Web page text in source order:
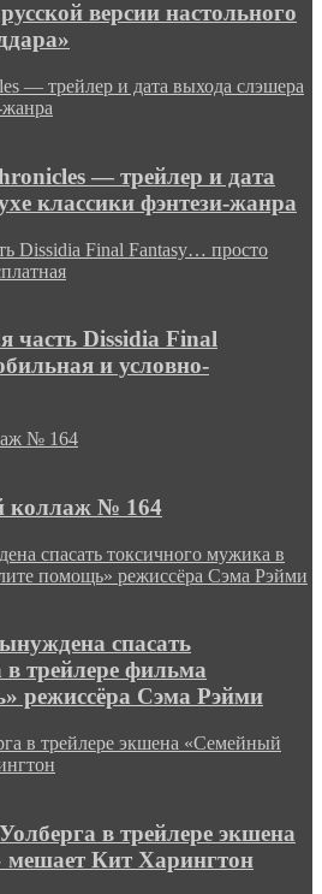
версии настольного
— трейлер и дата выхода слэшера
— трейлер и дата
классики фэнтези-жанра
Dissidia Final Fantasy… просто
часть Dissidia Final
и условно-
№ 164
коллаж № 164
спасать токсичного мужика в
помощь» режиссёра Сэма Рэйми
спасать
трейлере фильма
режиссёра Сэма Рэйми
в трейлере экшена «Семейный
в трейлере экшена
Кит Харингтон